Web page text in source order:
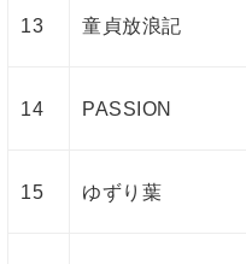
13 童貞放浪記
14 PASSION
15 ゆずり葉